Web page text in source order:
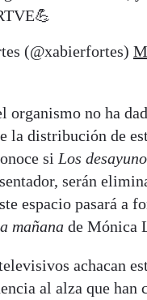
(@xabierfortes)
organismo no ha
la distribución de
si Los
serán
espacio pasará a
mañana de Mónica
achacan
al alza que han